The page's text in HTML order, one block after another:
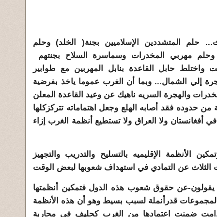
حلم المتشددين الإسلاميين بجنة( الخلد) وحلم
وحلم مهربي المخدرات وسماسرة السلاح بجنتهم
واختلط حابل القاعدة بنابل المهربين مع طوابير
إلي الشمال... وبما أن الغرب عموما ياخذ بفرضية
والهجرة السريه ناهيك عن وعيد القاعدة المعلن
حدوده فقد أصابه الهلع وجعل اهتماماته تتركزكلها
أفغانستان ولا العراق ولا تستطيع أنظمة الغرب إزاء
الأنظمة الإقليميه بالتسليح والتدريب والتجهيز
الثلاث عن التمادي في استهداف شعوبها لبعض الوقت
عن حقوق شعوب هذه الدول فتمكين أنظمتها
قدرأنملة لسبب بسيط وهو أن هذه الأنظمة
ومادامت ضمنت اعتمادها من الغرب كحليف في محاربة